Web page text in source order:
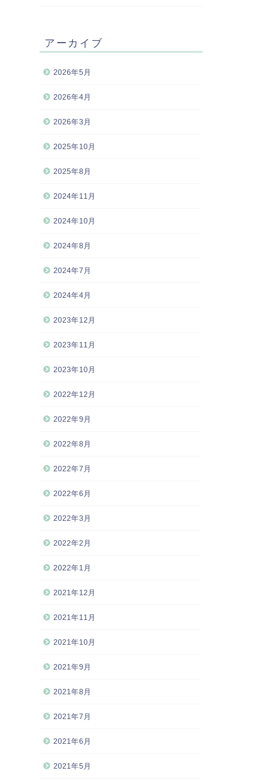
アーカイブ
2026年5月
2026年4月
2026年3月
2025年10月
2025年8月
2024年11月
2024年10月
2024年8月
2024年7月
2024年4月
2023年12月
2023年11月
2023年10月
2022年12月
2022年9月
2022年8月
2022年7月
2022年6月
2022年3月
2022年2月
2022年1月
2021年12月
2021年11月
2021年10月
2021年9月
2021年8月
2021年7月
2021年6月
2021年5月